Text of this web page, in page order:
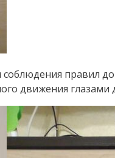
соблюдения
движения глазами